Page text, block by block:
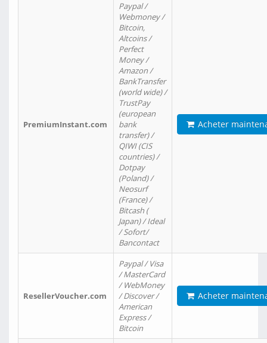
PremiumInstant.com
Paypal /
Webmoney /
Bitcoin,
Altcoins /
Perfect
Money /
Amazon /
BankTransfer
(world wide) /
TrustPay
(european
bank
transfer) /
QIWI (CIS
countries) /
Dotpay
(Poland) /
Neosurf
(France) /
Bitcash (
Japan) / Ideal
/ Sofort/
Bancontact
Acheter
ResellerVoucher.com
Paypal / Visa
/ MasterCard
/ WebMoney
/ Discover /
American
Express /
Bitcoin
Acheter